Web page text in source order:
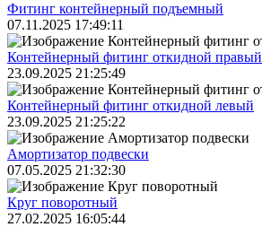
Фитинг контейнерный подъемный
07.11.2025 17:49:11
Контейнерный фитинг откидной правый
23.09.2025 21:25:49
Контейнерный фитинг откидной левый
23.09.2025 21:25:22
Амортизатор подвески
07.05.2025 21:32:30
Круг поворотный
27.02.2025 16:05:44